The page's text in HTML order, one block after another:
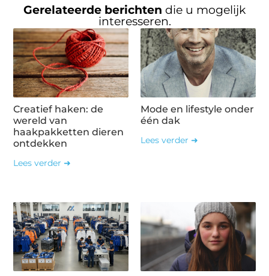
Gerelateerde berichten die u mogelijk
interesseren.
Creatief haken: de
wereld van
haakpakketten dieren
ontdekken
Lees verder ➜
Mode en lifestyle onder
één dak
Lees verder ➜